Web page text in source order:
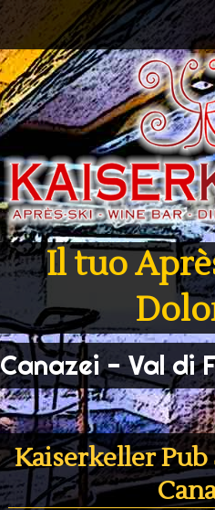
Il tuo
Canazei - Val di
Kaiserkeller